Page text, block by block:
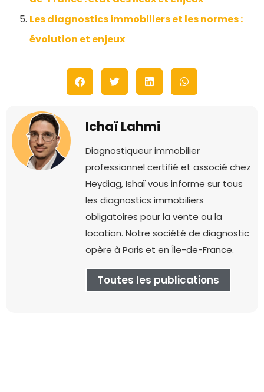
Les diagnostics immobiliers et les normes :
évolution et enjeux
Ichaï Lahmi
Diagnostiqueur immobilier
professionnel certifié et associé chez
Heydiag, Ishaï vous informe sur tous
les diagnostics immobiliers
obligatoires pour la vente ou la
location. Notre société de diagnostic
opère à Paris et en Île-de-France.
Toutes les publications